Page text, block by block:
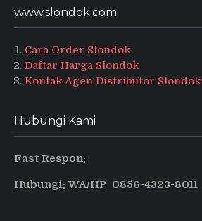
www.slondok.com
Cara Order Slondok
Daftar Harga Slondok
Kontak Agen Distributor Slondok
Hubungi Kami
Fast Respon:
Hubungi: WA/HP 0856-4323-8011